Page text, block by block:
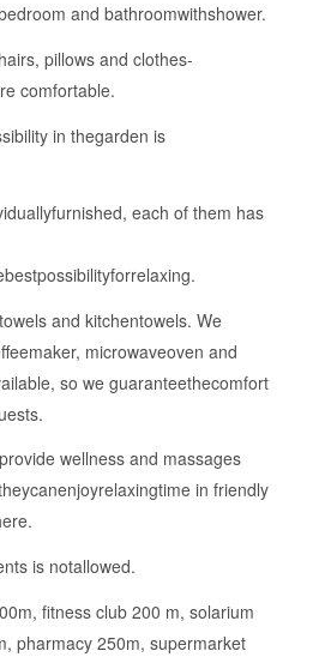
and bathroomwithshower.
pillows and clothes-
comfortable.
in thegarden is
each of them has
and kitchentowels. We
microwaveoven and
so we guaranteethecomfort
wellness and massages
in friendly
is notallowed.
fitness club 200 m, solarium
pharmacy 250m, supermarket